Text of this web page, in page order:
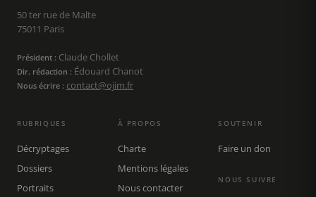
50 ter rue de Malte
75011 Paris
Président : Claude Chollet
Dir. rédaction : Édouard Chanot
Nous écrire : contact@ojim.fr
RUBRIQUES
Décryptages
Dossiers
Portraits
À PROPOS
Charte
Mentions légales
Nous contacter
SOUTENIR
Faire un don
NOUS SUIVRE